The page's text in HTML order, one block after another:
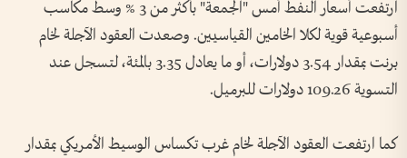
ارتفعت أسعار النفط أمس "الجمعة" بأكثر من 3 % وسط مكاسب
أسبوعية قوية لكلا الخامين القياسيين. وصعدت العقود الآجلة لخام
برنت بمقدار 3.54 دولارات، أو ما يعادل 3.35 بالمئة، لتسجل عند
التسوية 109.26 دولارات للبرميل.
كما ارتفعت العقود الآجلة لخام غرب تكساس الوسيط الأمريكي بمقدار